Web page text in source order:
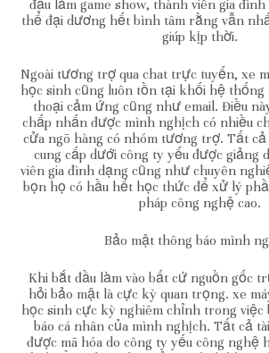
đầu làm game show, thành viên gia
thể đại dương hết bình tâm rằng vẫn
giúp kịp thời.
Ngoài tương trợ qua chat trực tuyến, xe
học sinh cũng luôn tồn tại khối hệ
thoại cảm ứng cũng như email. Điều
chấp nhấn được mình nghịch có nhiều
cửa ngõ hàng có nhóm tương trợ. Tất
cung cấp dưới công ty yếu được giảng
viên gia đình dạng cũng như chuyên
bọn họ có hầu hết học thức để xử lý
pháp công nghệ cao.
Bảo mật thông báo mình
Khi bắt đầu làm vào bất cứ nguồn gốc
hỏi bảo mật là cực kỳ quan trọng. xe
học sinh cực kỳ nghiêm chỉnh trong việc
báo cá nhân của mình nghịch. Tất cả
được mã hóa do công ty yếu công nghệ